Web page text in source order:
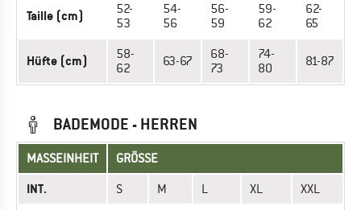
Taille (cm)
52-
53
54-
56
56-
59
59-
62
62-
65
Hüfte (cm)
58-
62
63-67
68-
73
74-
80
81-87
BADEMODE - HERREN
MASSEINHEIT GRÖSSE
INT. S M L XL XXL